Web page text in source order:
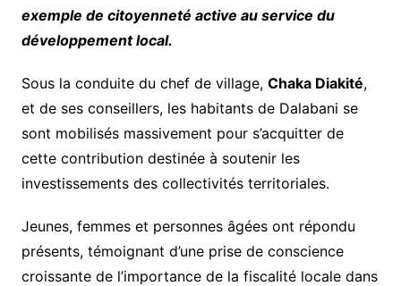
exemple de citoyenneté active au service du
développement local.
Sous la conduite du chef de village, Chaka Diakité,
et de ses conseillers, les habitants de Dalabani se
sont mobilisés massivement pour s’acquitter de
cette contribution destinée à soutenir les
investissements des collectivités territoriales.
Jeunes, femmes et personnes âgées ont répondu
présents, témoignant d’une prise de conscience
croissante de l’importance de la fiscalité locale dans